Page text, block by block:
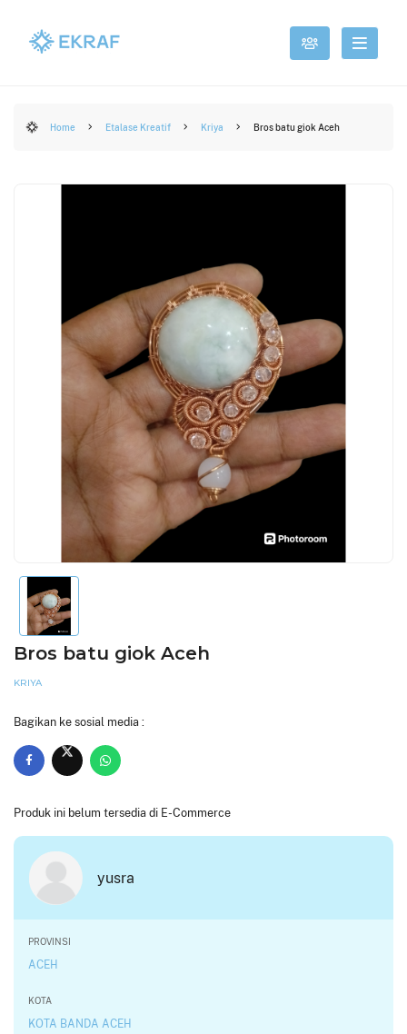
Home Etalase Kreatif Kriya Bros batu giok Aceh
Bros batu giok Aceh
KRIYA
Bagikan ke sosial media :
Produk ini belum tersedia di E-Commerce
yusra
PROVINSI
ACEH
KOTA
KOTA BANDA ACEH